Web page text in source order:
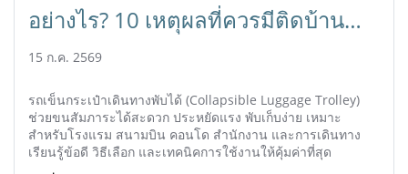
อย่างไร? 10 เหตุผลที่ควรมีติดบ้าน
และธุรกิจ
15 ก.ค. 2569
รถเข็นกระเป๋าเดินทางพับได้ (Collapsible Luggage Trolley)
ช่วยขนสัมภาระได้สะดวก ประหยัดแรง พับเก็บง่าย เหมาะ
สำหรับโรงแรม สนามบิน คอนโด สำนักงาน และการเดินทาง
เรียนรู้ข้อดี วิธีเลือก และเทคนิคการใช้งานให้คุ้มค่าที่สุด